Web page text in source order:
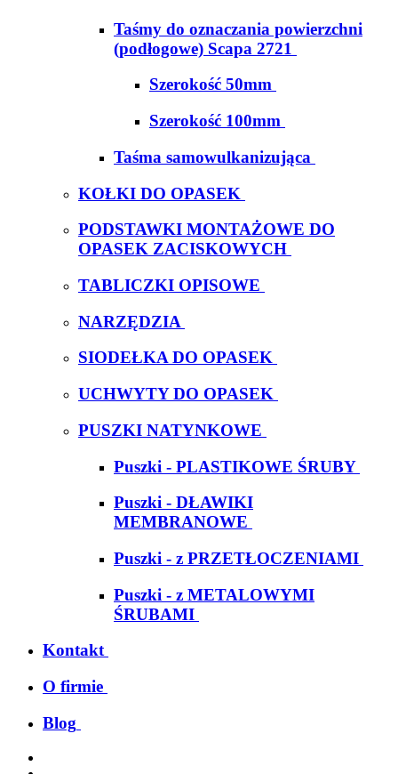
Taśmy do oznaczania powierzchni
(podłogowe) Scapa 2721
Szerokość 50mm
Szerokość 100mm
Taśma samowulkanizująca
KOŁKI DO OPASEK
PODSTAWKI MONTAŻOWE DO
OPASEK ZACISKOWYCH
TABLICZKI OPISOWE
NARZĘDZIA
SIODEŁKA DO OPASEK
UCHWYTY DO OPASEK
PUSZKI NATYNKOWE
Puszki - PLASTIKOWE ŚRUBY
Puszki - DŁAWIKI
MEMBRANOWE
Puszki - z PRZETŁOCZENIAMI
Puszki - z METALOWYMI
ŚRUBAMI
Kontakt
O firmie
Blog